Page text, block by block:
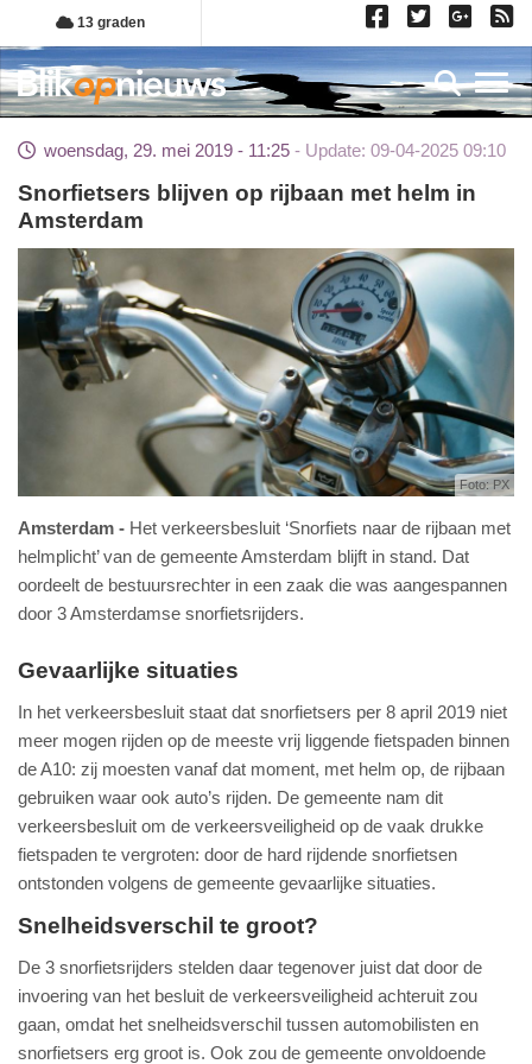
Overslaan
en
naar
de
gaan
13 graden
woensdag, 29. mei 2019 - 11:25 Update: 09-04-2025 09:10
Snorfietsers blijven op rijbaan met helm in
Amsterdam
Foto: PX
Amsterdam
Het verkeersbesluit ‘Snorfiets naar de rijbaan met
helmplicht’ van de gemeente Amsterdam blijft in stand. Dat
oordeelt de bestuursrechter in een zaak die was aangespannen
door 3 Amsterdamse snorfietsrijders.
Gevaarlijke situaties
In het verkeersbesluit staat dat snorfietsers per 8 april 2019 niet
meer mogen rijden op de meeste vrij liggende fietspaden binnen
de A10: zij moesten vanaf dat moment, met helm op, de rijbaan
gebruiken waar ook auto’s rijden. De gemeente nam dit
verkeersbesluit om de verkeersveiligheid op de vaak drukke
fietspaden te vergroten: door de hard rijdende snorfietsen
ontstonden volgens de gemeente gevaarlijke situaties.
Snelheidsverschil te groot?
De 3 snorfietsrijders stelden daar tegenover juist dat door de
invoering van het besluit de verkeersveiligheid achteruit zou
gaan, omdat het snelheidsverschil tussen automobilisten en
snorfietsers erg groot is. Ook zou de gemeente onvoldoende